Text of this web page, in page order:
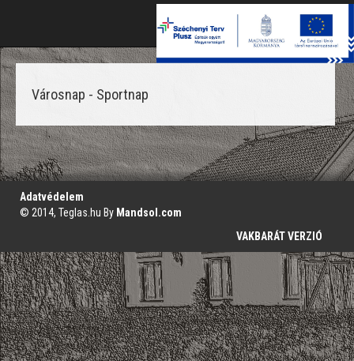
Városnap - Sportnap
';
Adatvédelem
© 2014, Teglas.hu By Mandsol.com
VAKBARÁT VERZIÓ